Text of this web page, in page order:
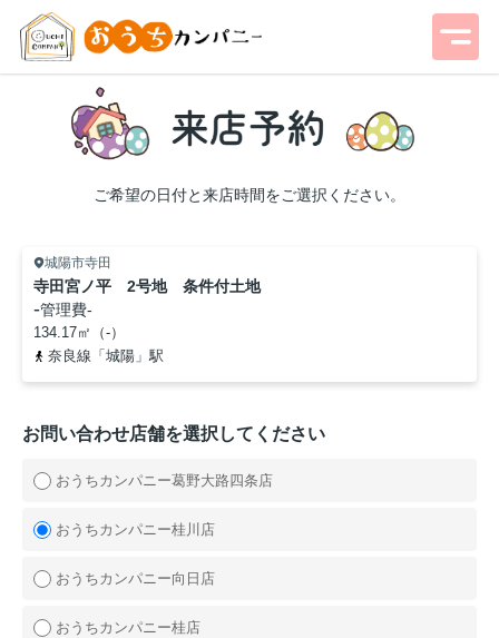
ご希望の日付と来店時間をご選択ください。
城陽市寺田
寺田宮ノ平 2号地 条件付土地
-管理費-
134.17㎡（-）
奈良線「城陽」駅
お問い合わせ店舗を選択してください
おうちカンパニー葛野大路四条店
おうちカンパニー桂川店
おうちカンパニー向日店
おうちカンパニー桂店